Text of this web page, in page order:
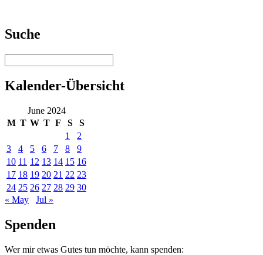
Suche
Kalender-Übersicht
June 2024
M T W T F S
S
1
2
3
4 5 6 7 8
9
10 11 12 13 14 15 16
17 18 19 20 21 22 23
24 25 26 27 28 29 30
« May
Jul »
Spenden
Wer mir etwas Gutes tun möchte, kann spenden: